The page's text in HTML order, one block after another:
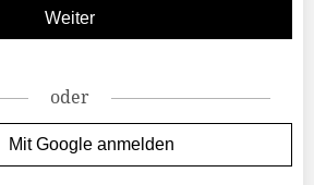
oder
Mit Google anmelden